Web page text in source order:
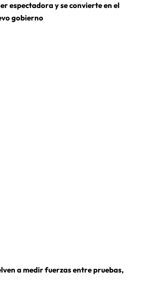
espectadora y se convierte en el
gobierno
a medir fuerzas entre pruebas,